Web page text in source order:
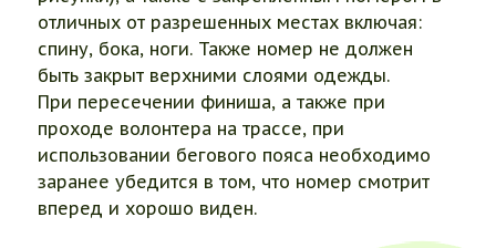
отличных от разрешенных местах включая:
спину, бока, ноги. Также номер не должен
быть закрыт верхними слоями одежды.
При пересечении финиша, а также при
проходе волонтера на трассе, при
использовании бегового пояса необходимо
заранее убедится в том, что номер смотрит
вперед и хорошо виден.